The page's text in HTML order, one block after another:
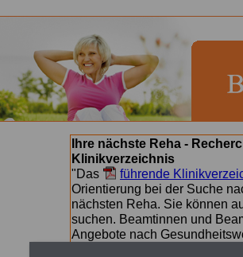
Ihre nächste Reha -
Klinikverzeichnis
"Das
führende
Orientierung bei der Suche
nächsten Reha. Sie können
suchen. Beamtinnen und
Angebote nach